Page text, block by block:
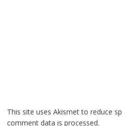
This site uses Akismet to reduce
comment data is processed.